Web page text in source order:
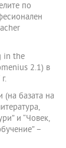
по
in the
2.1) в
(на базата на
и “Човек,
–